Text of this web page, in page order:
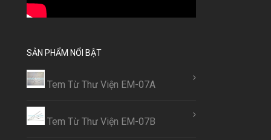
SẢN PHẨM NỔI BẬT
Tem Từ Thư Viện EM-07A
Tem Từ Thư Viện EM-07B